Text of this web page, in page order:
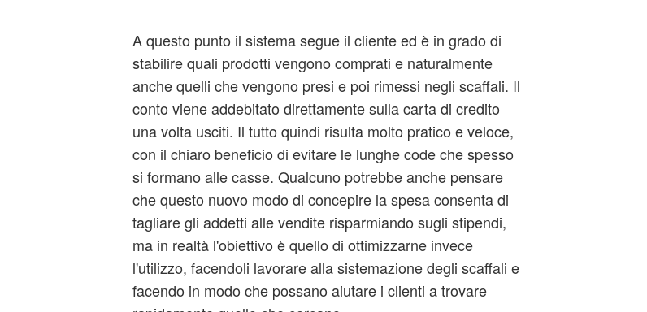
A questo punto il sistema segue il cliente ed è in grado di
stabilire quali prodotti vengono comprati e naturalmente
anche quelli che vengono presi e poi rimessi negli scaffali. Il
conto viene addebitato direttamente sulla carta di credito
una volta usciti. Il tutto quindi risulta molto pratico e veloce,
con il chiaro beneficio di evitare le lunghe code che spesso
si formano alle casse. Qualcuno potrebbe anche pensare
che questo nuovo modo di concepire la spesa consenta di
tagliare gli addetti alle vendite risparmiando sugli stipendi,
ma in realtà l'obiettivo è quello di ottimizzarne invece
l'utilizzo, facendoli lavorare alla sistemazione degli scaffali e
facendo in modo che possano aiutare i clienti a trovare